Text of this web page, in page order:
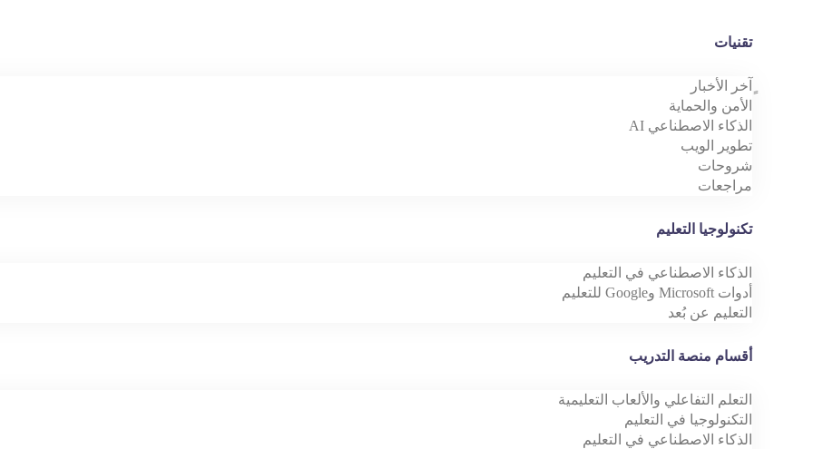
تقنيات
ٍآخر الأخبار
الأمن والحماية
الذكاء الاصطناعي AI
تطوير الويب
شروحات
مراجعات
تكنولوجيا التعليم
الذكاء الاصطناعي في التعليم
أدوات Microsoft وGoogle للتعليم
التعليم عن بُعد
أقسام منصة التدريب
التعلم التفاعلي والألعاب التعليمية
التكنولوجيا في التعليم
الذكاء الاصطناعي في التعليم